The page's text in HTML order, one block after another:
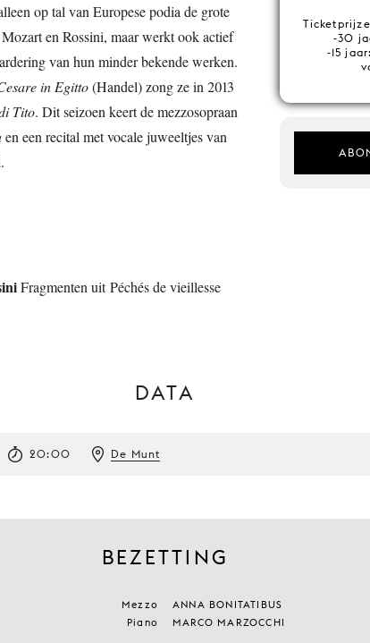
op tal van Europese podia de grote
en Rossini, maar werkt ook actief
van hun minder bekende werken.
in Egitto(Handel) zong ze in 2013
Tito. Dit seizoen keert de mezzosopraan
en een recital met vocale juweeltjes van
Fragmenten uit Péchés de vieillesse
-30
-15
DATA
20:00 De Munt
BEZETTING
Mezzo
ANNA BONITATIBUS
Piano
MARCO MARZOCCHI